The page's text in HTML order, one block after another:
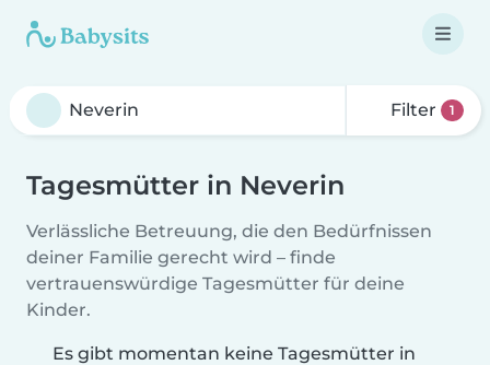
Filter 1
Tagesmütter in Neverin
Verlässliche Betreuung, die den Bedürfnissen
deiner Familie gerecht wird – finde
vertrauenswürdige Tagesmütter für deine
Kinder.
Es gibt momentan keine Tagesmütter in